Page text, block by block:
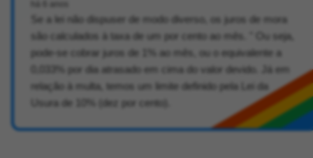
Se a lei não dispuser de modo diverso, os juros de mora
são calculados à taxa de um por cento ao mês. " Ou seja,
pode-se cobrar juros de 1% ao mês, ou o equivalente a
0,033% por dia atrasado em cima do valor devido. Já em
relação à multa, temos um limite definido pela Lei da
Usura de 10% (dez por cento).